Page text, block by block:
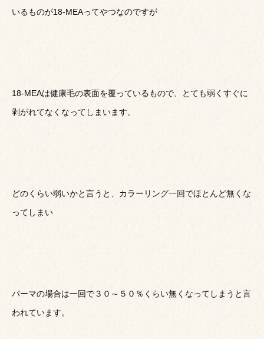
いるものが18-MEAってやつなのですが
18-MEAは健康毛の表面を覆っているもので、とても弱くすぐに
剥がれてなくなってしまいます。
どのくらい弱いかと言うと、カラーリング一回でほとんど無くな
ってしまい
パーマの場合は一回で３０～５０％くらい無くなってしまうと言
われています。